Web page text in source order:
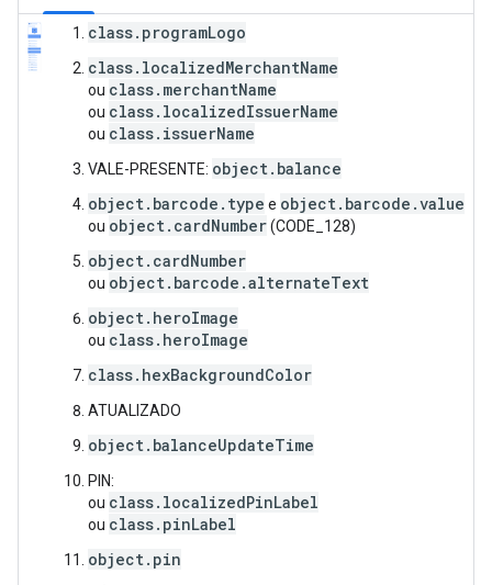
class.programLogo
class.localizedMerchantName
ou class.merchantName
ou class.localizedIssuerName
ou class.issuerName
VALE-PRESENTE: object.balance
object.barcode.type e object.barcode.value
ou object.cardNumber(CODE_128)
object.cardNumber
ou object.barcode.alternateText
object.heroImage
ou class.heroImage
class.hexBackgroundColor
ATUALIZADO
object.balanceUpdateTime
PIN:
ou class.localizedPinLabel
ou class.pinLabel
object.pin